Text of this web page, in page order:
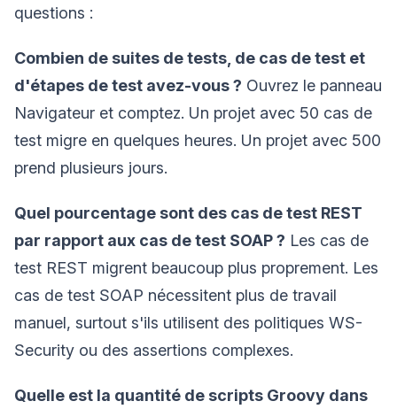
questions :
Combien de suites de tests, de cas de test et
d'étapes de test avez-vous ? Ouvrez le panneau
Navigateur et comptez. Un projet avec 50 cas de
test migre en quelques heures. Un projet avec 500
prend plusieurs jours.
Quel pourcentage sont des cas de test REST
par rapport aux cas de test SOAP ? Les cas de
test REST migrent beaucoup plus proprement. Les
cas de test SOAP nécessitent plus de travail
manuel, surtout s'ils utilisent des politiques WS-
Security ou des assertions complexes.
Quelle est la quantité de scripts Groovy dans